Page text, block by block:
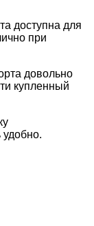
доступна для
при
довольно
купленный
удобно.